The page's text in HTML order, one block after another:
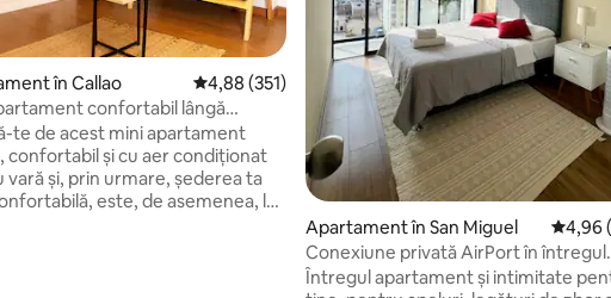
5, 106 recenzii
în Callao Scor mediu de 4,88 din 5, 351 recenzii
4,88 (351)
confortabil lângă
te de acest mini apartament
confortabil și cu aer condiționat
vară și, prin urmare, șederea ta
este, de asemenea, la
Apartament în San Miguel Scor
4,96
Conexiune privată AirPort în întregul
apartament pentru tine
Întregul apartament și intimitate